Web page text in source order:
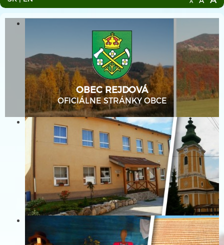
OBEC REJDOVÁ
OFICIÁLNE STRÁNKY OBCE